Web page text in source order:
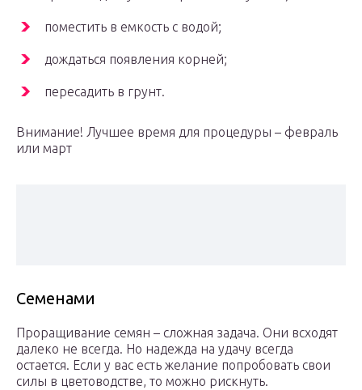
поместить в емкость с водой;
дождаться появления корней;
пересадить в грунт.
Внимание! Лучшее время для процедуры – февраль
или март
Семенами
Проращивание семян – сложная задача. Они всходят
далеко не всегда. Но надежда на удачу всегда
остается. Если у вас есть желание попробовать свои
силы в цветоводстве, то можно рискнуть.